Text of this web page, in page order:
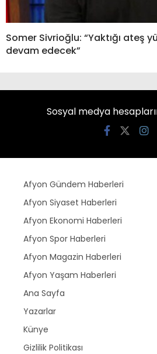
Somer Sivrioğlu: “Yaktığı ateş
devam edecek”
Sosyal medya
Afyon Gündem Haberleri
Afyon Siyaset Haberleri
Afyon Ekonomi Haberleri
Afyon Spor Haberleri
Afyon Magazin Haberleri
Afyon Yaşam Haberleri
Ana Sayfa
Yazarlar
Künye
Gizlilik Politikası